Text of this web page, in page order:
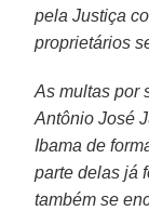
pela Justiça
proprietários
As multas por
Antônio José
Ibama de
parte delas já
também se